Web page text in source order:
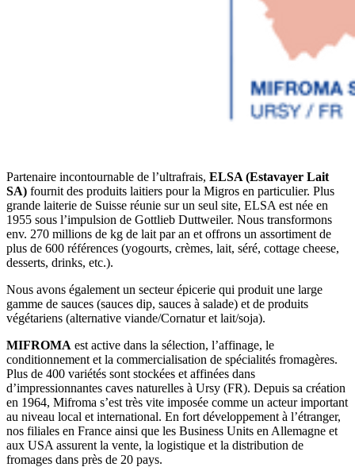
Partenaire incontournable de l’ultrafrais, ELSA (Estavayer Lait
SA) fournit des produits laitiers pour la Migros en particulier. Plus
grande laiterie de Suisse réunie sur un seul site, ELSA est née en
1955 sous l’impulsion de Gottlieb Duttweiler. Nous transformons
env. 270 millions de kg de lait par an et offrons un assortiment de
plus de 600 références (yogourts, crèmes, lait, séré, cottage cheese,
desserts, drinks, etc.).
Nous avons également un secteur épicerie qui produit une large
gamme de sauces (sauces dip, sauces à salade) et de produits
végétariens (alternative viande/Cornatur et lait/soja).
MIFROMA est active dans la sélection, l’affinage, le
conditionnement et la commercialisation de spécialités fromagères.
Plus de 400 variétés sont stockées et affinées dans
d’impressionnantes caves naturelles à Ursy (FR). Depuis sa création
en 1964, Mifroma s’est très vite imposée comme un acteur important
au niveau local et international. En fort développement à l’étranger,
nos filiales en France ainsi que les Business Units en Allemagne et
aux USA assurent la vente, la logistique et la distribution de
fromages dans près de 20 pays.